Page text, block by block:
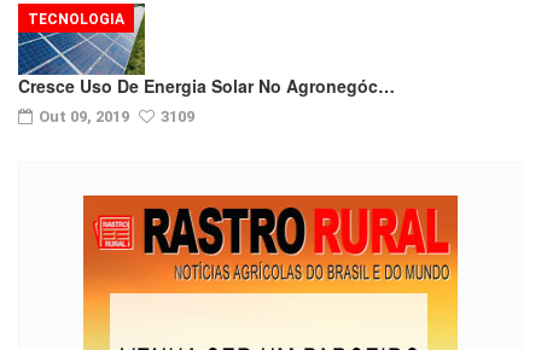
Cresce Uso De Energia Solar No Agronegóc…
Out 09, 2019 3109
TECNOLOGIA